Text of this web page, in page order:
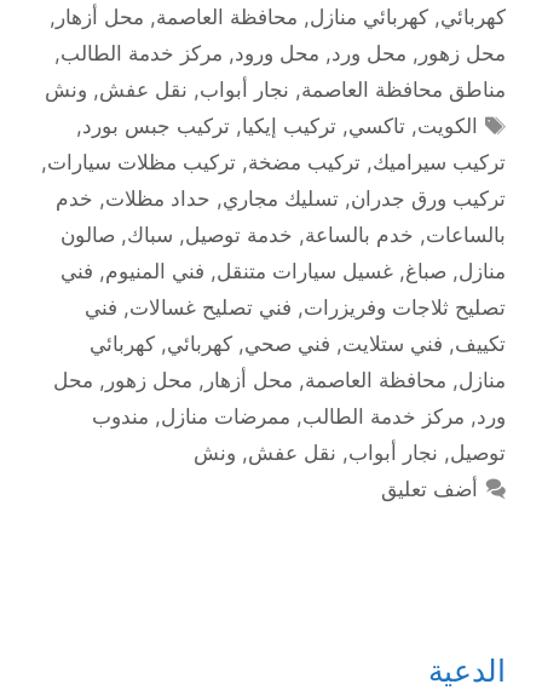
كهربائي, كهربائي منازل, محافظة العاصمة, محل أزهار ,
محل زهور , محل ورد, محل ورود, مركز خدمة الطالب,
مناطق محافظة العاصمة, نجار أبواب, نقل عفش, ونش
الوسوم
الكويت,تاكسي,تركيب إيكيا,تركيب جبس بورد,
تركيب سيراميك, تركيب مضخة, تركيب مظلات سيارات,
تركيب ورق جدران, تسليك مجاري, حداد مظلات, خدم
بالساعات, خدم بالساعة, خدمة توصيل, سباك, صالون
منازل, صباغ, غسيل سيارات متنقل, فني المنيوم, فني
تصليح ثلاجات وفريزرات, فني تصليح غسالات, فني
تكييف, فني ستلايت, فني صحي, كهربائي, كهربائي
منازل, محافظة العاصمة, محل أزهار , محل زهور , محل
ورد, مركز خدمة الطالب, ممرضات منازل, مندوب
توصيل, نجار أبواب, نقل عفش, ونش
أضف تعليق
الدعية